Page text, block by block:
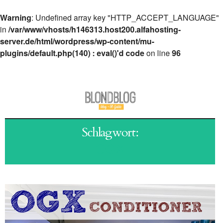
Warning: Undefined array key "HTTP_ACCEPT_LANGUAGE"
in /var/www/vhosts/h146313.host200.alfahosting-
server.de/html/wordpress/wp-content/mu-
plugins/default.php(140) : eval()'d codeon line96
Schlagwort: